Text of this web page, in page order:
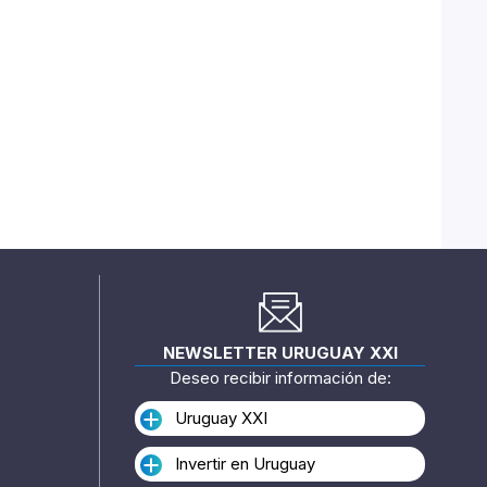
NEWSLETTER URUGUAY XXI
Deseo recibir información de:
Uruguay XXI
Invertir en Uruguay